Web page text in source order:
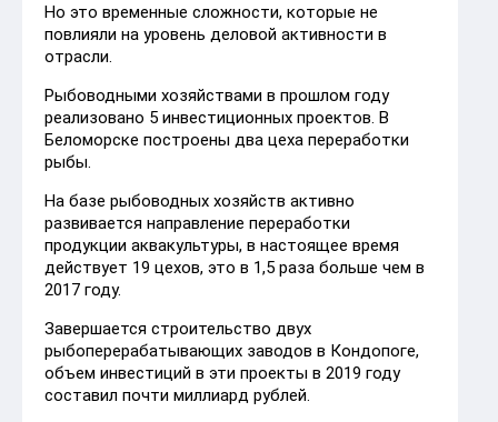
Но это временные сложности, которые не
повлияли на уровень деловой активности в
отрасли.
Рыбоводными хозяйствами в прошлом году
реализовано 5 инвестиционных проектов. В
Беломорске построены два цеха переработки
рыбы.
На базе рыбоводных хозяйств активно
развивается направление переработки
продукции аквакультуры, в настоящее время
действует 19 цехов, это в 1,5 раза больше чем в
2017 году.
Завершается строительство двух
рыбоперерабатывающих заводов в Кондопоге,
объем инвестиций в эти проекты в 2019 году
составил почти миллиард рублей.